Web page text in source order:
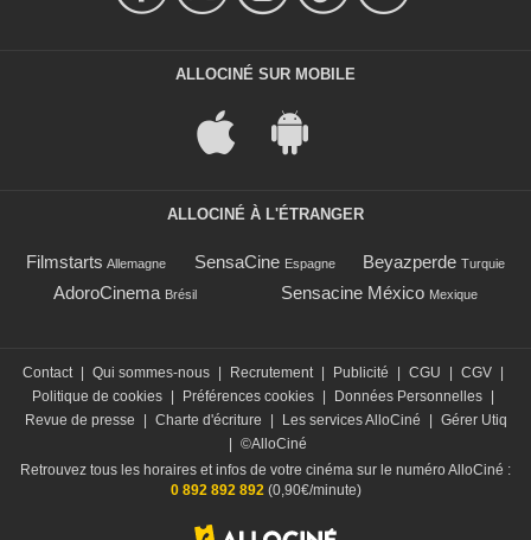
ALLOCINÉ SUR MOBILE
ALLOCINÉ À L'ÉTRANGER
Filmstarts Allemagne SensaCine Espagne Beyazperde Turquie
AdoroCinema Brésil Sensacine México Mexique
Contact | Qui sommes-nous | Recrutement | Publicité | CGU | CGV |
Politique de cookies | Préférences cookies | Données Personnelles |
Revue de presse
| Charte d'écriture | Les services AlloCiné | Gérer Utiq
| ©AlloCiné
Retrouvez tous les horaires et infos de votre cinéma sur le numéro AlloCiné :
0 892 892 892 (0,90€/minute)